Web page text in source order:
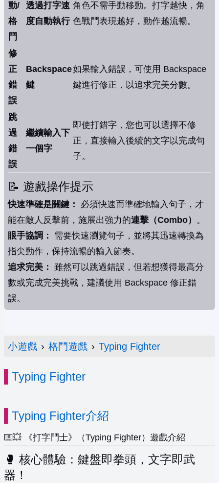
動/
格
鬥
透過打字速
度自動執行
角色不需手動移動。打字越快，角
色戰鬥表現越好，動作越流暢。
修
正
錯
誤
Backspace
鍵
如果輸入錯誤，可使用 Backspace
鍵進行修正，以追求完美分數。
跳
過
錯
誤
繼續輸入下
一個字
即使打錯字，您也可以選擇不修
正，直接輸入後續的文字以完成句
子。
📝 遊戲操作提示
快速準確是關鍵：
必須快速而準確地輸入句子，才
能在敵人反擊前，施展出強力的連擊（Combo） 。
眼手協調：
需要快速瀏覽句子，並將其迅速轉換為
指尖動作，保持流暢的輸入節奏。
追求完美： 雖然可以跳過錯誤，但若想獲得最高分
數或完成完美挑戰，建議使用 Backspace 修正錯
誤。
小遊戲 › 格鬥遊戲 › Typing Fighter
Typing Fighter
Typing Fighter介紹
⌨️💥 《打字鬥士》（Typing Fighter）遊戲介紹
🥊 核心體驗：鍵盤即拳頭，文字即武
器！